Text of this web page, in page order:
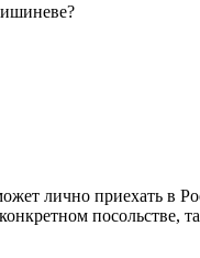
лично приехать в
посольстве,